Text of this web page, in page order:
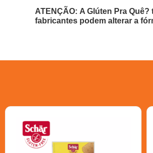
ATENÇÃO: A Glúten Pra
fabricantes podem alterar a